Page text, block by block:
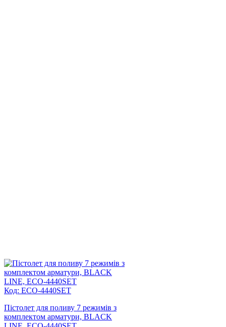
Код: ECO-4440SET
Пістолет для поливу 7 режимів з
комплектом арматури, BLACK